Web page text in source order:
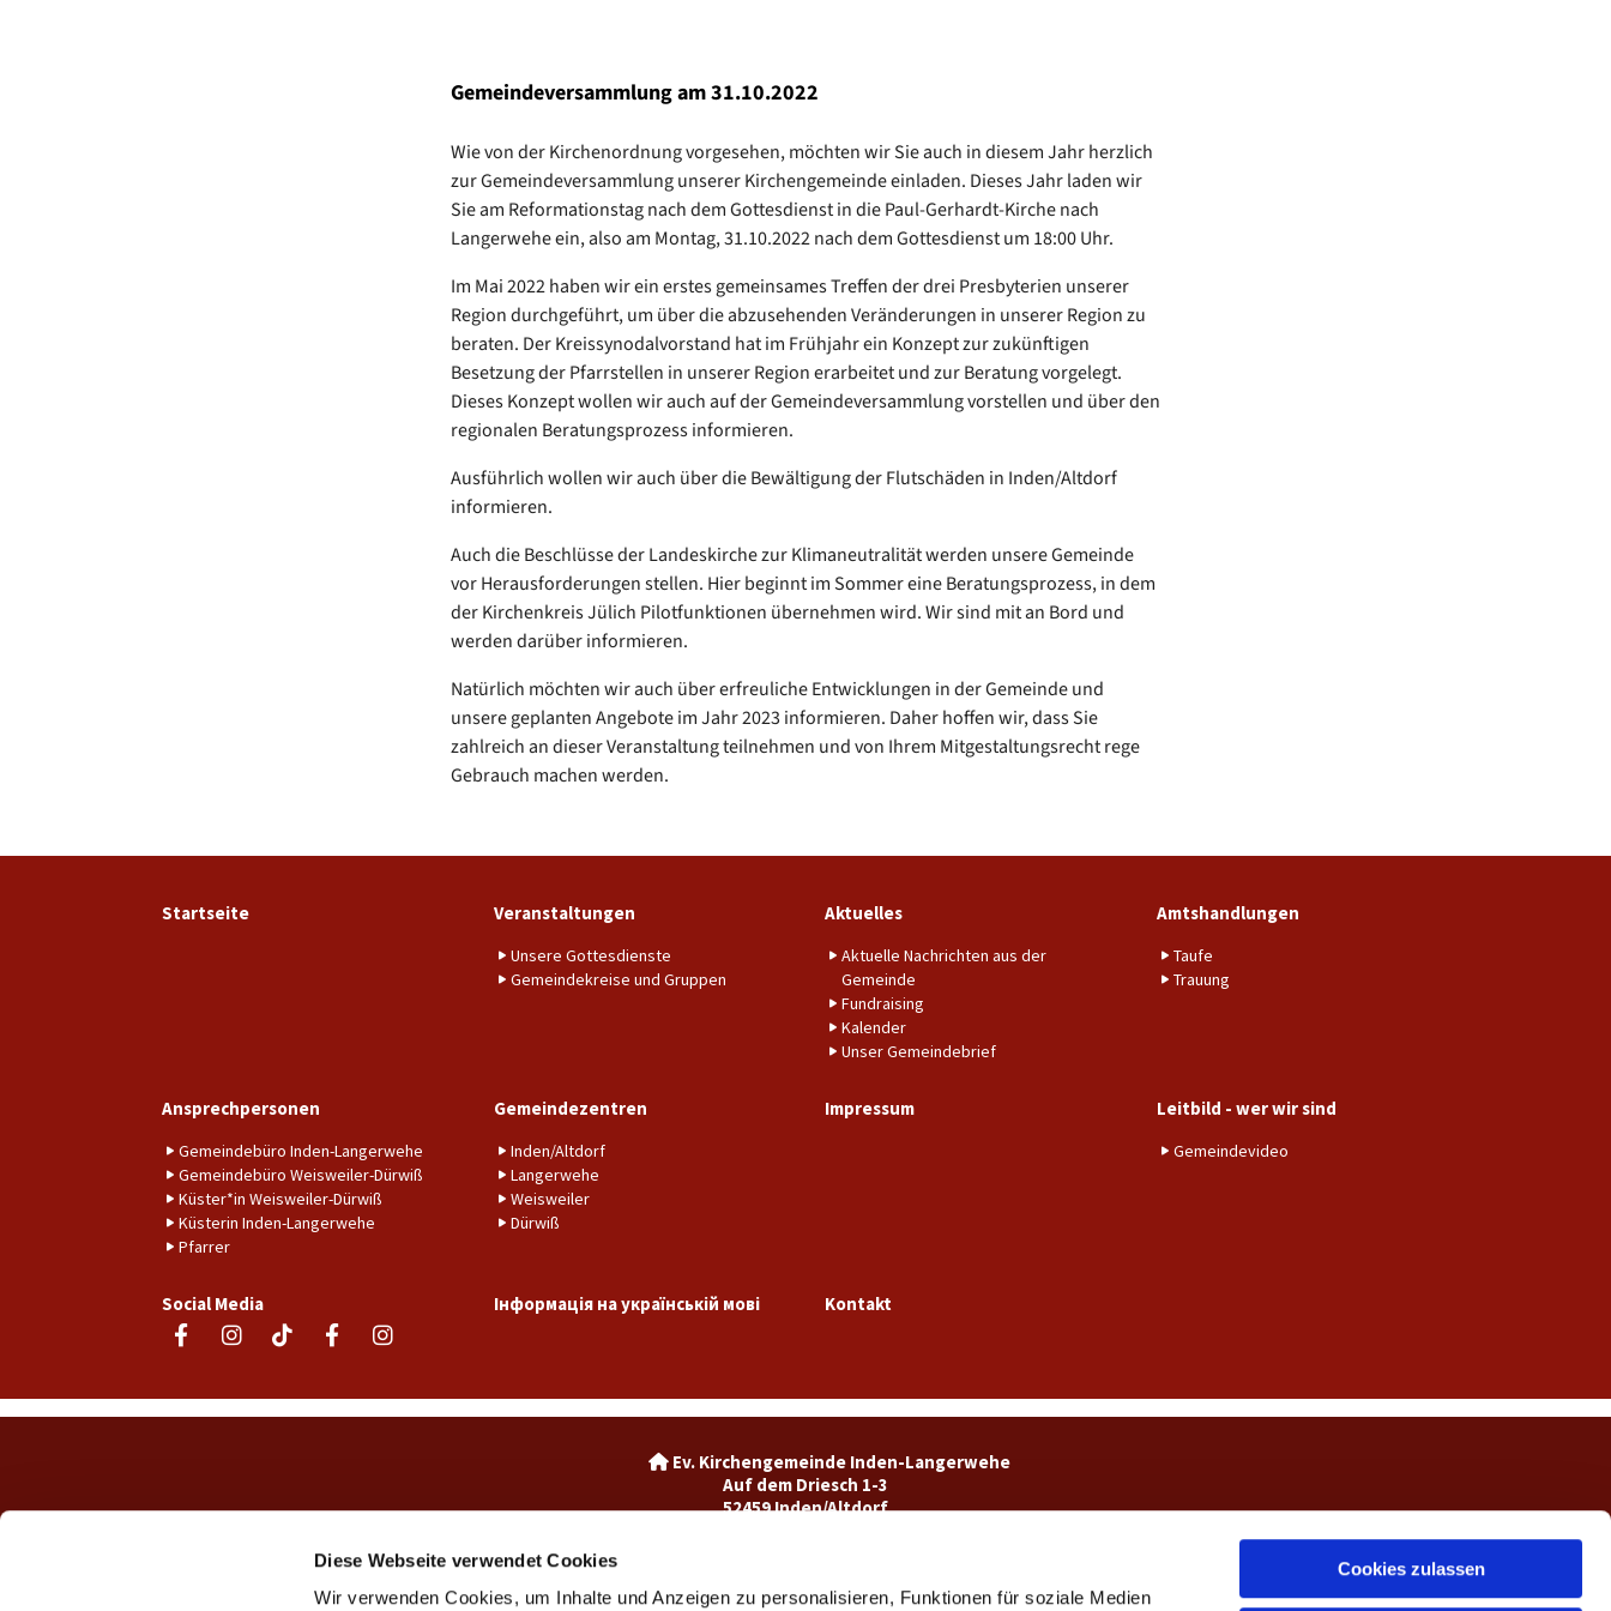
Diese Webseite verwendet Cookies
Wir verwenden Cookies, um Inhalte und Anzeigen zu personalisieren, Funktionen für soziale Medien
Cookies zulassen
Gemeindeversammlung am 31.10.2022
Wie von der Kirchenordnung vorgesehen, möchten wir Sie auch in diesem Jahr herzlich
zur Gemeindeversammlung unserer Kirchengemeinde einladen. Dieses Jahr laden wir
Sie am Reformationstag nach dem Gottesdienst in die Paul-Gerhardt-Kirche nach
Langerwehe ein, also am Montag, 31.10.2022 nach dem Gottesdienst um 18:00 Uhr.
Im Mai 2022 haben wir ein erstes gemeinsames Treffen der drei Presbyterien unserer
Region durchgeführt, um über die abzusehenden Veränderungen in unserer Region zu
beraten. Der Kreissynodalvorstand hat im Frühjahr ein Konzept zur zukünftigen
Besetzung der Pfarrstellen in unserer Region erarbeitet und zur Beratung vorgelegt.
Dieses Konzept wollen wir auch auf der Gemeindeversammlung vorstellen und über den
regionalen Beratungsprozess informieren.
Ausführlich wollen wir auch über die Bewältigung der Flutschäden in Inden/Altdorf
informieren.
Auch die Beschlüsse der Landeskirche zur Klimaneutralität werden unsere Gemeinde
vor Herausforderungen stellen. Hier beginnt im Sommer eine Beratungsprozess, in dem
der Kirchenkreis Jülich Pilotfunktionen übernehmen wird. Wir sind mit an Bord und
werden darüber informieren.
Natürlich möchten wir auch über erfreuliche Entwicklungen in der Gemeinde und
unsere geplanten Angebote im Jahr 2023 informieren. Daher hoffen wir, dass Sie
zahlreich an dieser Veranstaltung teilnehmen und von Ihrem Mitgestaltungsrecht rege
Gebrauch machen werden.
Startseite Veranstaltungen
Unsere Gottesdienste
Gemeindekreise und Gruppen
Aktuelles
Aktuelle Nachrichten aus der
Gemeinde
Fundraising
Kalender
Unser Gemeindebrief
Amtshandlungen
Taufe
Trauung
Ansprechpersonen
Gemeindebüro Inden-Langerwehe
Gemeindebüro Weisweiler-Dürwiß
Küster*in Weisweiler-Dürwiß
Küsterin Inden-Langerwehe
Pfarrer
Gemeindezentren
Inden/Altdorf
Langerwehe
Weisweiler
Dürwiß
Impressum Leitbild - wer wir sind
Gemeindevideo
Social Media Інформація на українській мові Kontakt
Ev. Kirchengemeinde Inden-Langerwehe
Auf dem Driesch 1-3
52459 Inden/Altdorf
Ev. Kirchengemeinde Weisweiler-Dürwiß